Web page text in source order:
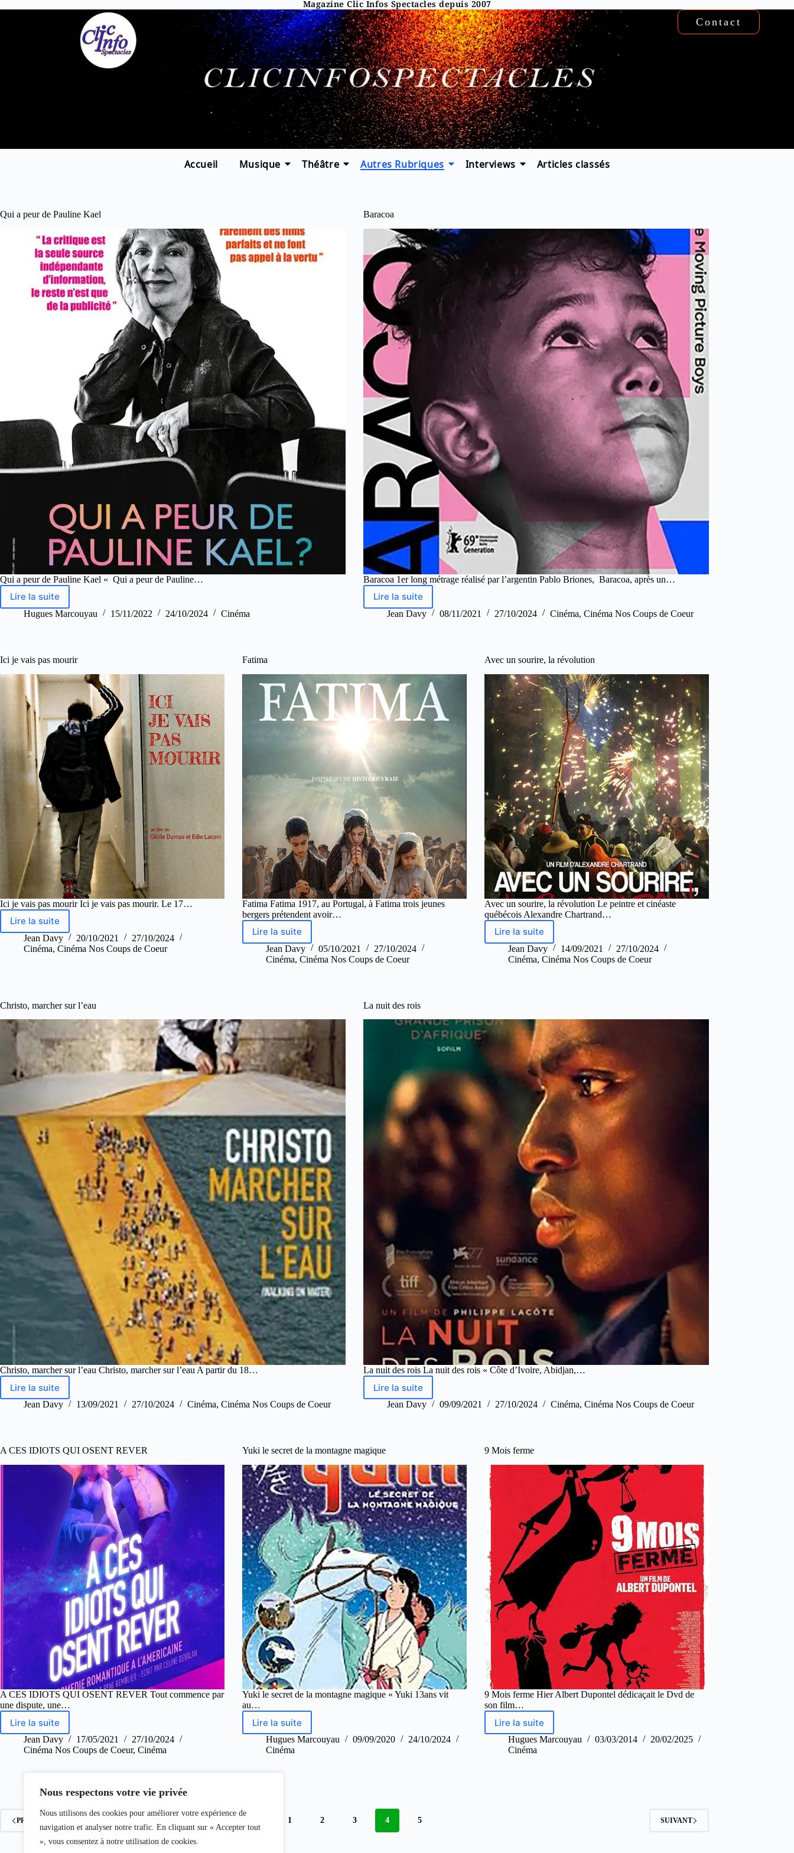
Nous respectons votre vie privée
Nous utilisons des cookies pour améliorer votre expérience de
navigation et analyser notre trafic. En cliquant sur « Accepter tout
», vous consentez à notre utilisation de cookies.
Magazine Clic Infos Spectacles depuis 2007
Contact
Accueil Musique Théâtre Autres Rubriques Interviews Articles classés
Qui a peur de Pauline Kael
Qui a peur de Pauline Kael « Qui a peur de Pauline…
Lire la suite
Hugues Marcouyau 15/11/2022 24/10/2024 Cinéma
Baracoa
Baracoa 1er long métrage réalisé par l’argentin Pablo Briones, Baracoa, après un…
Lire la suite
Jean Davy 08/11/2021 27/10/2024 Cinéma, Cinéma Nos Coups de Coeur
Ici je vais pas mourir
Ici je vais pas mourir Ici je vais pas mourir. Le 17…
Lire la suite
Jean Davy 20/10/2021
27/10/2024
Cinéma, Cinéma Nos Coups de Coeur
Fatima
Fatima Fatima 1917, au Portugal, à Fatima trois jeunes
bergers prétendent avoir…
Lire la suite
Jean Davy 05/10/2021
27/10/2024
Cinéma, Cinéma Nos Coups de Coeur
Avec un sourire, la révolution
Avec un sourire, la révolution Le peintre et cinéaste
québécois Alexandre Chartrand…
Lire la suite
Jean Davy 14/09/2021
27/10/2024
Cinéma, Cinéma Nos Coups de Coeur
Christo, marcher sur l’eau
Christo, marcher sur l’eau Christo, marcher sur l’eau A partir du 18…
Lire la suite
Jean Davy 13/09/2021 27/10/2024 Cinéma, Cinéma Nos Coups de Coeur
La nuit des rois
La nuit des rois La nuit des rois « Côte d’Ivoire, Abidjan,…
Lire la suite
Jean Davy 09/09/2021 27/10/2024 Cinéma, Cinéma Nos Coups de Coeur
A CES IDIOTS QUI OSENT REVER
A CES IDIOTS QUI OSENT REVER Tout commence par
une dispute, une…
Lire la suite
Jean Davy 17/05/2021
27/10/2024
Cinéma Nos Coups de Coeur, Cinéma
Yuki le secret de la montagne magique
Yuki le secret de la montagne magique « Yuki 13ans vit
au…
Lire la suite
Hugues Marcouyau 09/09/2020
24/10/2024
Cinéma
9 Mois ferme
9 Mois ferme Hier Albert Dupontel dédicaçait le Dvd de
son film…
Lire la suite
Hugues Marcouyau 03/03/2014
20/02/2025
Cinéma
PRÉCÉDENT 1 2 3 4 5 SUIVANT